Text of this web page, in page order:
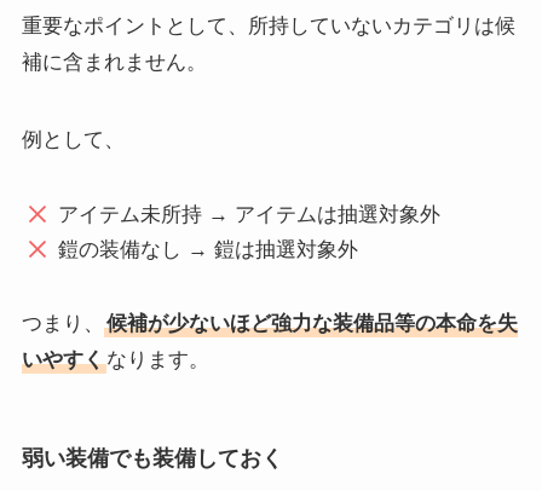
重要なポイントとして、所持していないカテゴリは候
補に含まれません。
例として、
アイテム未所持 → アイテムは抽選対象外
鎧の装備なし → 鎧は抽選対象外
つまり、
候補が少ないほど強力な装備品等の本命を失
いやすくなります。
弱い装備でも装備しておく